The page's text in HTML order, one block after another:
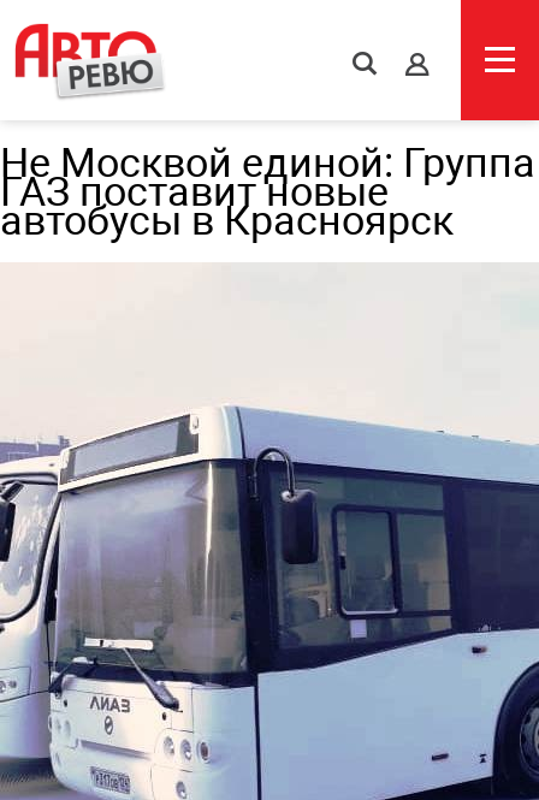
s
Не Москвой единой: Группа
ГАЗ поставит новые
автобусы в Красноярск